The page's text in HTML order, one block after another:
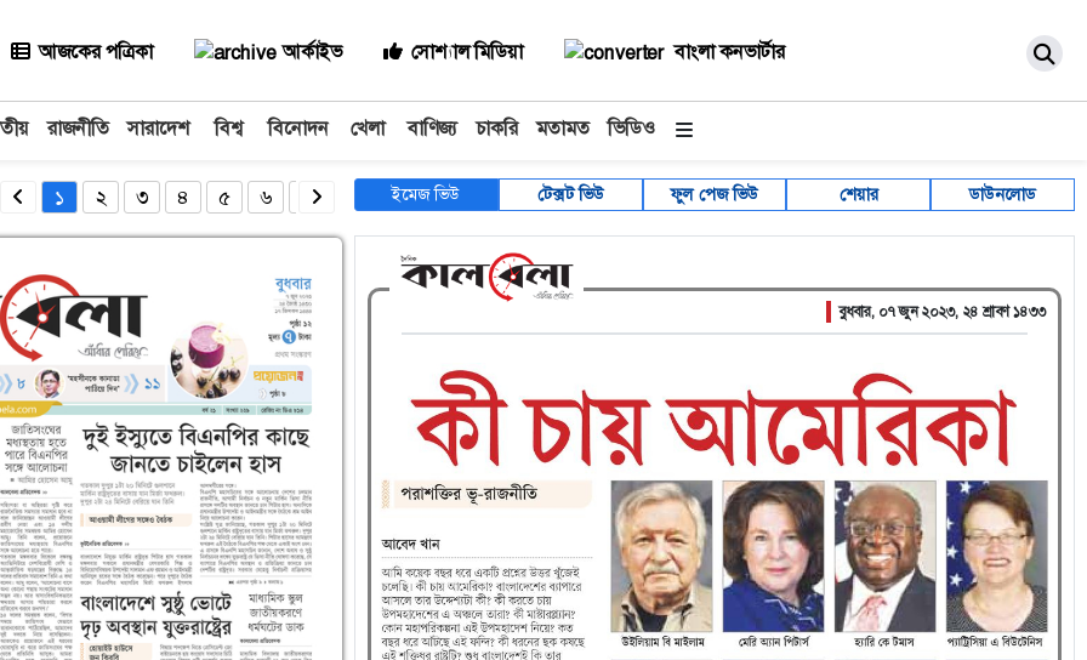
আজকের পত্রিকা আর্কাইভ সোশ্যাল মিডিয়া বাংলা কনভার্টার
রাজনীতি সারাদেশ বিশ্ব বিনোদন খেলা বাণিজ্য চাকরি মতামত ভিডিও
১ ২ ৩ ৪ ৫ ৬ ৭ ৯ ১০
ইমেজ ভিউ টেক্সট ভিউ ফুল পেজ ভিউ শেয়ার ডাউনলোড
বুধবার, ০৭ জুন ২০২৩, ২৪ শ্রাবণ ১৪৩৩